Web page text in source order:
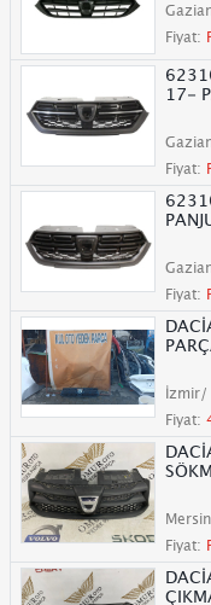
Fiyat:
17-
Fiyat:
Fiyat:
İzmir/
Fiyat:
Fiyat: